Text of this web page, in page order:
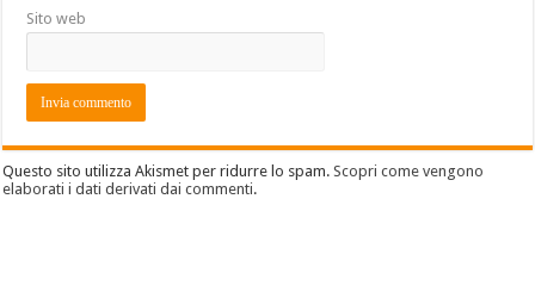
Sito web
Questo sito utilizza Akismet per ridurre lo spam.Scopri come vengono
elaborati i dati derivati dai commenti.